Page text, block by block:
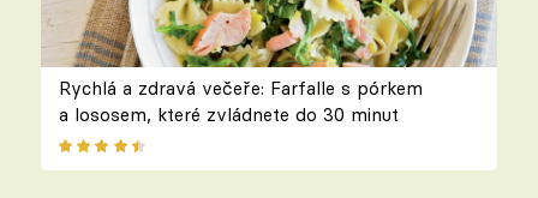
Rychlá a zdravá večeře: Farfalle s pórkem
a lososem, které zvládnete do 30 minut